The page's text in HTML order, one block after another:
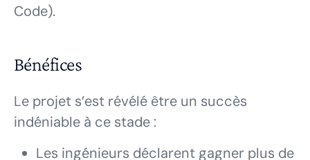
Code).
Bénéfices
Le projet s’est révélé être un succès
indéniable à ce stade :
Les ingénieurs déclarent gagner plus de